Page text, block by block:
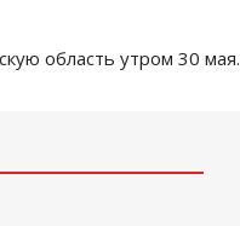
область утром 30 мая.